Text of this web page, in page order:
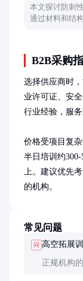
本文探讨防刺
通过材料和结
B2B采购
选择供应商时
业许可证、安
行业经验，服务
价格受项目复
半日培训约
上。建议优先
的机构。
常见问题
问 高空拓展
正规机构